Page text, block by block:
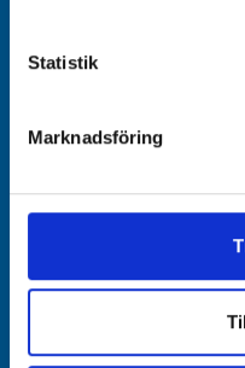
Statistik
Marknadsföring